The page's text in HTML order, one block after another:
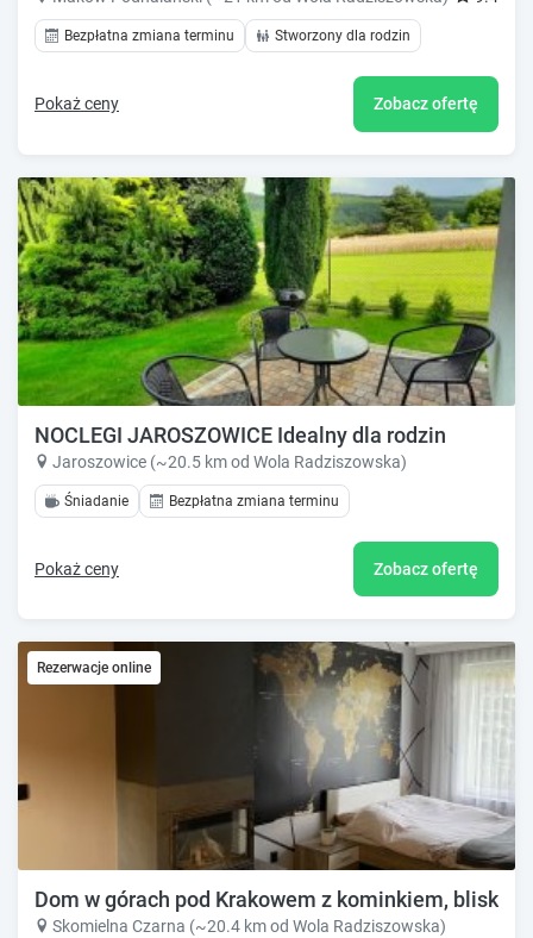
Bezpłatna zmiana terminu Stworzony dla rodzin
Pokaż ceny Zobacz ofertę
NOCLEGI JAROSZOWICE Idealny dla rodzin
Jaroszowice (~20.5 km od Wola Radziszowska)
Śniadanie Bezpłatna zmiana terminu
Pokaż ceny Zobacz ofertę
Rezerwacje online
Dom w górach pod Krakowem z kominkiem, blisko
Skomielna Czarna (~20.4 km od Wola Radziszowska)